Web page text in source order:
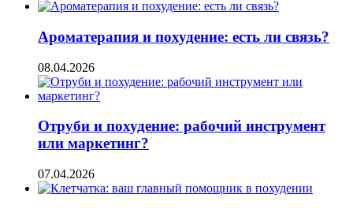
Ароматерапия и похудение: есть ли связь?
08.04.2026
Отруби и похудение: рабочий инструмент
или маркетинг?
07.04.2026